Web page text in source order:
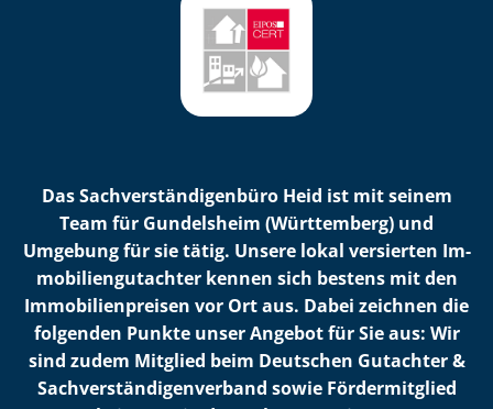
Das Sach­ver­stän­di­gen­bü­ro Heid ist mit seinem
Team für Gundelsheim (Württemberg) und
Umgebung für sie tätig. Unsere lokal versierten Im­
mo­bi­li­en­gut­ach­ter kennen sich bestens mit den
Im­mo­bi­li­en­prei­sen vor Ort aus. Dabei zeichnen die
folgenden Punkte unser Angebot für Sie aus: Wir
sind zudem Mitglied beim Deutschen Gutachter &
Sach­ver­stän­di­gen­ver­band sowie Fördermitglied